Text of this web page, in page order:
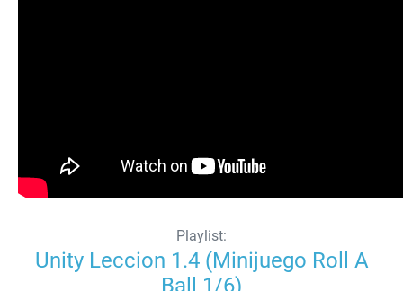
Playlist:
Unity Leccion 1.4 (Minijuego Roll A
Ball 1/6)